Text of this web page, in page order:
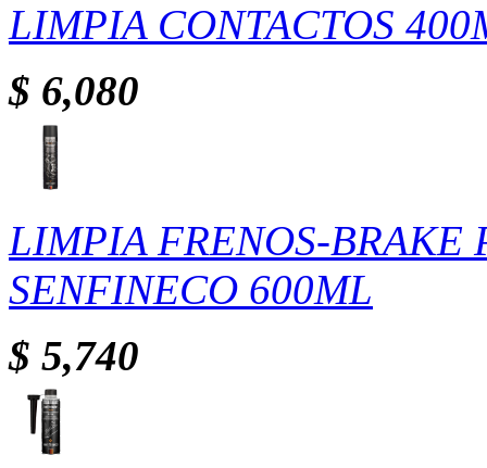
LIMPIA CONTACTOS
$ 6,080
LIMPIA FRENOS-BRAKE
SENFINECO 600ML
$ 5,740